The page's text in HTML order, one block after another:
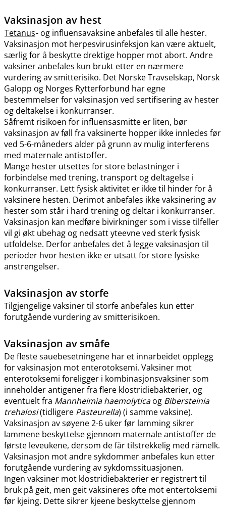
Vaksinasjon av hest
Tetanus- og influensavaksine anbefales til alle hester.
Vaksinasjon mot herpesvirusinfeksjon kan være aktuelt,
særlig for å beskytte drektige hopper mot abort. Andre
vaksiner anbefales kun brukt etter en nærmere
vurdering av smitterisiko. Det Norske Travselskap, Norsk
Galopp og Norges Rytterforbund har egne
bestemmelser for vaksinasjon ved sertifisering av hester
og deltakelse i konkurranser.
Såfremt risikoen for influensasmitte er liten, bør
vaksinasjon av føll fra vaksinerte hopper ikke innledes før
ved 5-6-måneders alder på grunn av mulig interferens
med maternale antistoffer.
Mange hester utsettes for store belastninger i
forbindelse med trening, transport og deltagelse i
konkurranser. Lett fysisk aktivitet er ikke til hinder for å
vaksinere hesten. Derimot anbefales ikke vaksinering av
hester som står i hard trening og deltar i konkurranser.
Vaksinasjon kan medføre bivirkninger som i visse tilfeller
vil gi økt ubehag og nedsatt yteevne ved sterk fysisk
utfoldelse. Derfor anbefales det å legge vaksinasjon til
perioder hvor hesten ikke er utsatt for store fysiske
anstrengelser.
Vaksinasjon av storfe
Tilgjengelige vaksiner til storfe anbefales kun etter
forutgående vurdering av smitterisikoen.
Vaksinasjon av småfe
De fleste sauebesetningene har et innarbeidet opplegg
for vaksinasjon mot enterotoksemi. Vaksiner mot
enterotoksemi foreligger i kombinasjonsvaksiner som
inneholder antigener fra flere klostridiebakterier, og
eventuelt fra Mannheimia haemolyticaog Bibersteinia
trehalosi(tidligere Pasteurella) (i samme vaksine).
Vaksinasjon av søyene 2-6 uker før lamming sikrer
lammene beskyttelse gjennom maternale antistoffer de
første leveukene, dersom de får tilstrekkelig med råmelk.
Vaksinasjon mot andre sykdommer anbefales kun etter
forutgående vurdering av sykdomssituasjonen.
Ingen vaksiner mot klostridiebakterier er registrert til
bruk på geit, men geit vaksineres ofte mot entertoksemi
før kjeing. Dette sikrer kjeene beskyttelse gjennom